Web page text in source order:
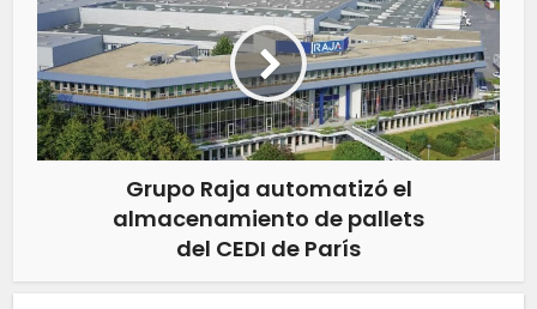
Grupo Raja automatizó el
almacenamiento de pallets
del CEDI de París